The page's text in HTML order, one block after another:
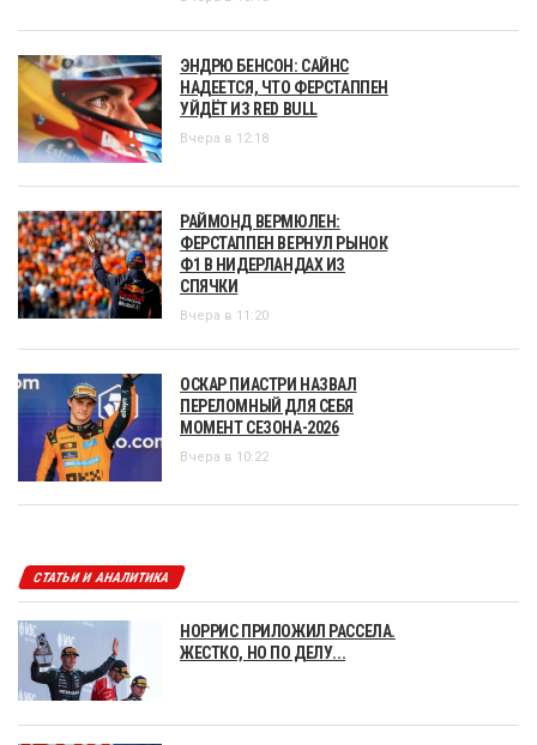
ЭНДРЮ БЕНСОН: САЙНС
НАДЕЕТСЯ, ЧТО ФЕРСТАППЕН
УЙДЁТ ИЗ RED BULL
Вчера в 12:18
РАЙМОНД ВЕРМЮЛЕН:
ФЕРСТАППЕН ВЕРНУЛ РЫНОК
Ф1 В НИДЕРЛАНДАХ ИЗ
СПЯЧКИ
Вчера в 11:20
ОСКАР ПИАСТРИ НАЗВАЛ
ПЕРЕЛОМНЫЙ ДЛЯ СЕБЯ
МОМЕНТ СЕЗОНА-2026
Вчера в 10:22
СТАТЬИ И АНАЛИТИКА
НОРРИС ПРИЛОЖИЛ РАССЕЛА.
ЖЕСТКО, НО ПО ДЕЛУ...